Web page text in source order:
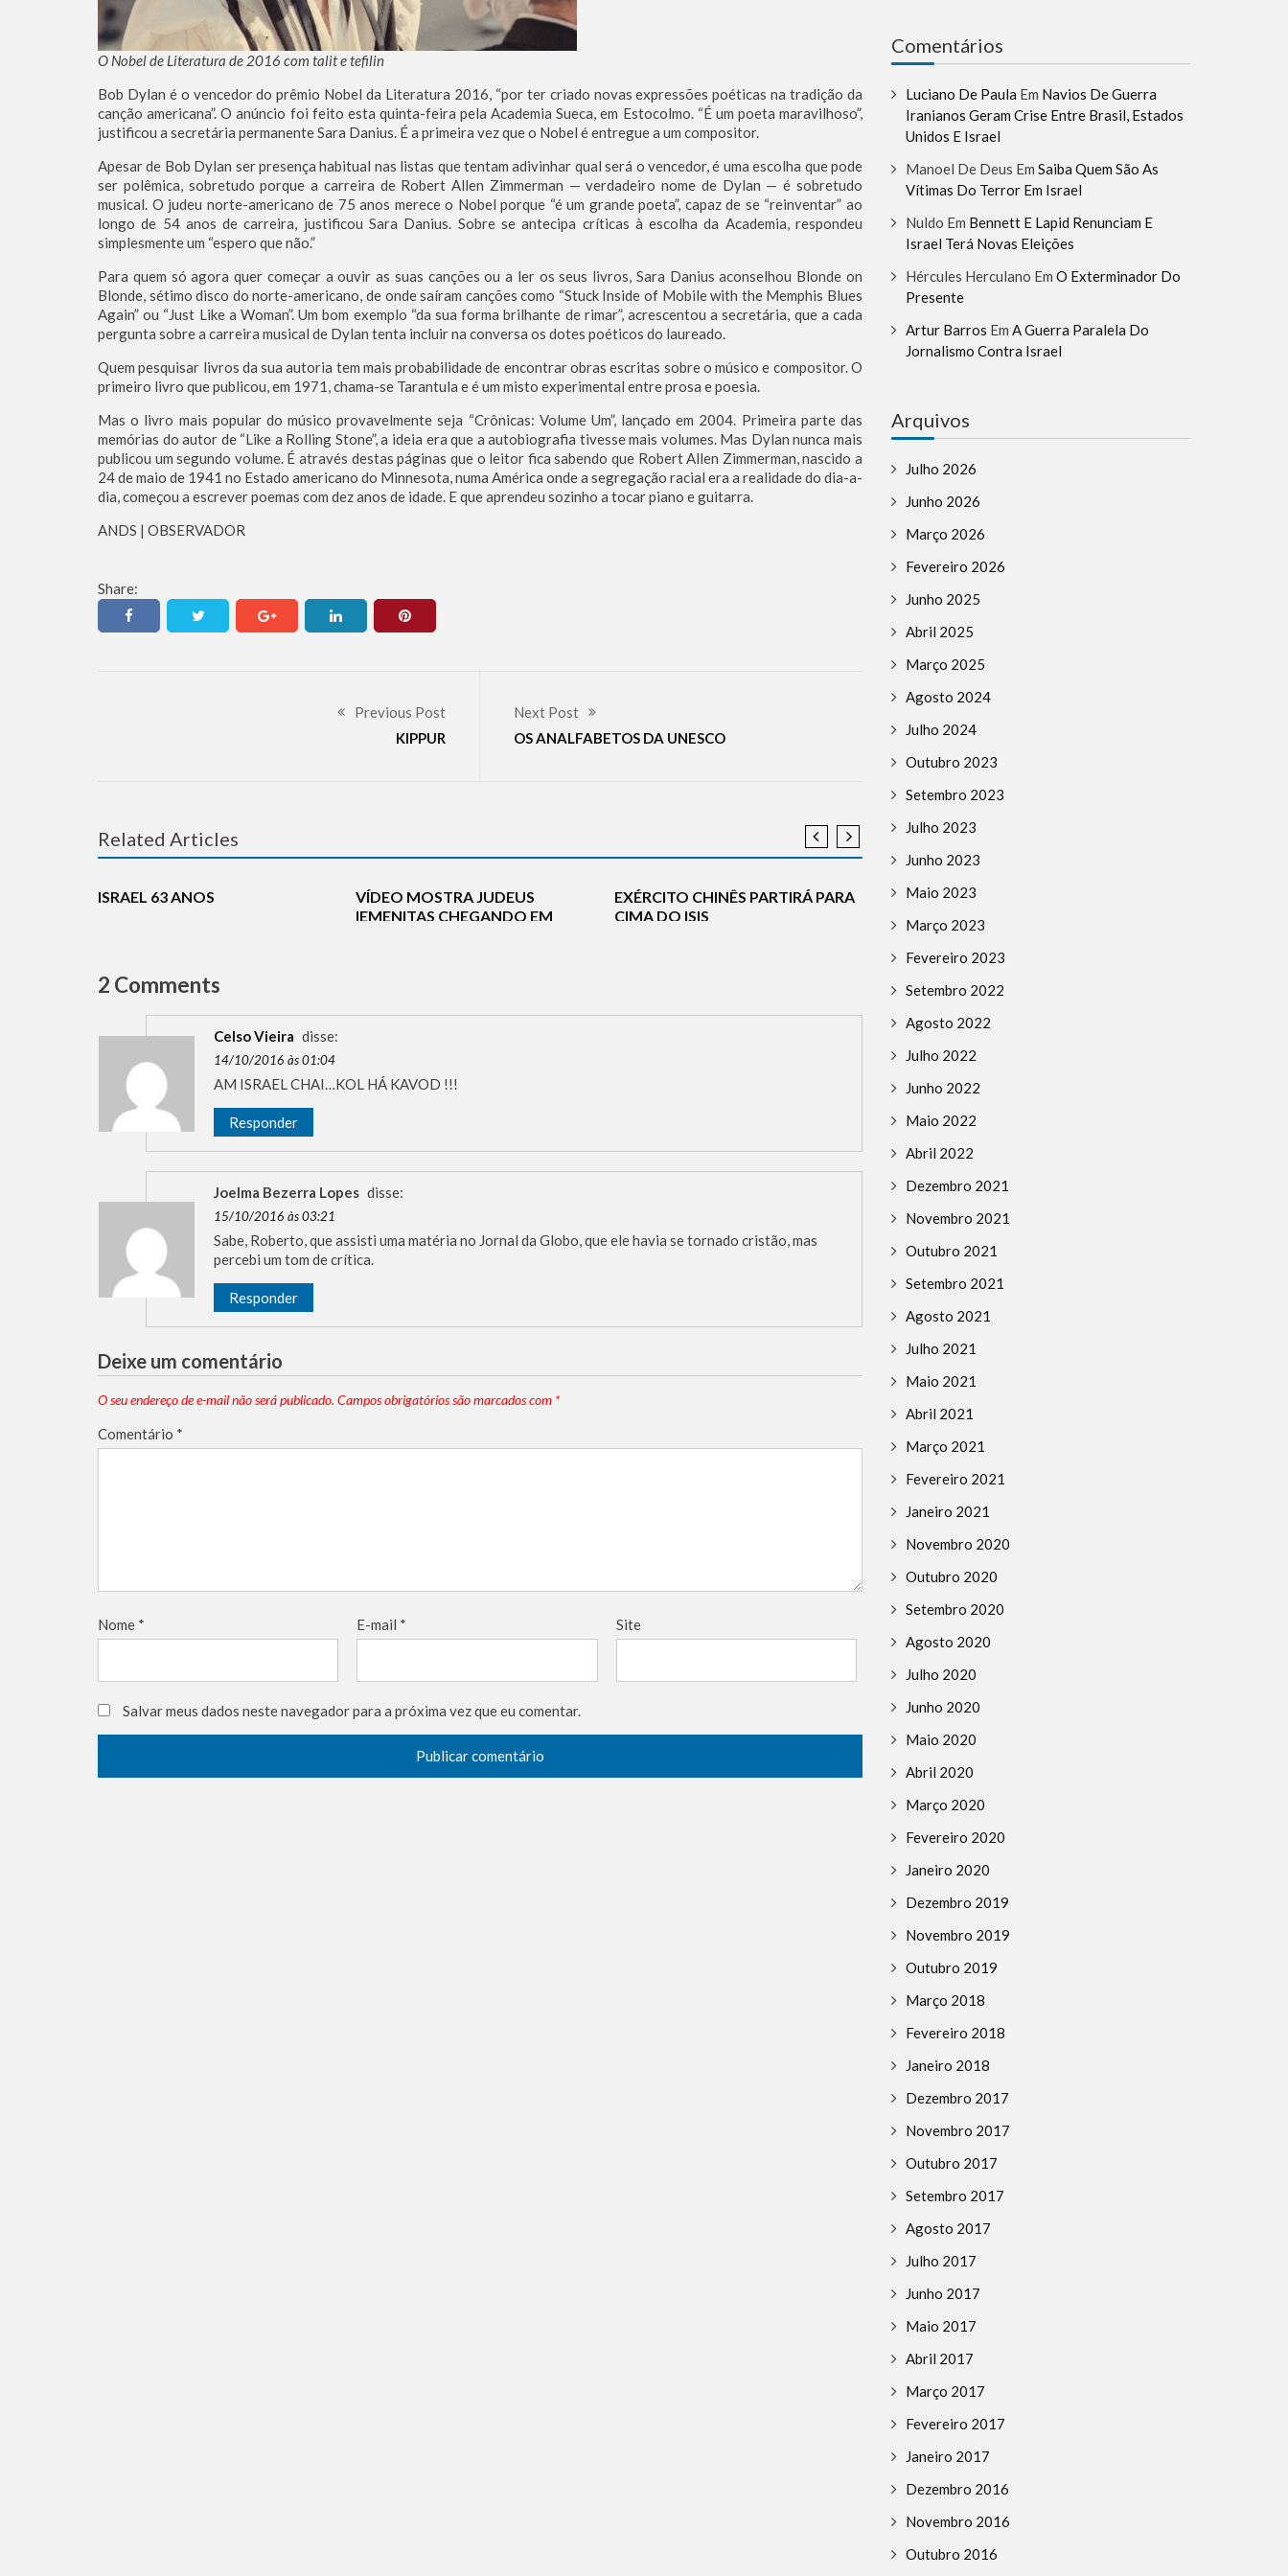
O Nobel de Literatura de 2016 com talit e tefilin
Bob Dylan é o vencedor do prêmio Nobel da Literatura 2016, “por ter criado novas expressões poéticas na tradição da
canção americana”. O anúncio foi feito esta quinta-feira pela Academia Sueca, em Estocolmo. “É um poeta maravilhoso”,
justificou a secretária permanente Sara Danius. É a primeira vez que o Nobel é entregue a um compositor.
Apesar de Bob Dylan ser presença habitual nas listas que tentam adivinhar qual será o vencedor, é uma escolha que pode
ser polêmica, sobretudo porque a carreira de Robert Allen Zimmerman — verdadeiro nome de Dylan — é sobretudo
musical. O judeu norte-americano de 75 anos merece o Nobel porque “é um grande poeta”, capaz de se “reinventar” ao
longo de 54 anos de carreira, justificou Sara Danius. Sobre se antecipa críticas à escolha da Academia, respondeu
simplesmente um “espero que não.”
Para quem só agora quer começar a ouvir as suas canções ou a ler os seus livros, Sara Danius aconselhou Blonde on
Blonde, sétimo disco do norte-americano, de onde saíram canções como “Stuck Inside of Mobile with the Memphis Blues
Again” ou “Just Like a Woman”. Um bom exemplo “da sua forma brilhante de rimar”, acrescentou a secretária, que a cada
pergunta sobre a carreira musical de Dylan tenta incluir na conversa os dotes poéticos do laureado.
Quem pesquisar livros da sua autoria tem mais probabilidade de encontrar obras escritas sobre o músico e compositor. O
primeiro livro que publicou, em 1971, chama-se Tarantula e é um misto experimental entre prosa e poesia.
Mas o livro mais popular do músico provavelmente seja “Crônicas: Volume Um”, lançado em 2004. Primeira parte das
memórias do autor de “Like a Rolling Stone”, a ideia era que a autobiografia tivesse mais volumes. Mas Dylan nunca mais
publicou um segundo volume. É através destas páginas que o leitor fica sabendo que Robert Allen Zimmerman, nascido a
24 de maio de 1941 no Estado americano do Minnesota, numa América onde a segregação racial era a realidade do dia-a-
dia, começou a escrever poemas com dez anos de idade. E que aprendeu sozinho a tocar piano e guitarra.
ANDS | OBSERVADOR
Share:
Previous Post
KIPPUR
Next Post
OS ANALFABETOS DA UNESCO
Related Articles
HISTÓRIA JUDAÍSMO
ISRAEL 63 ANOS
VÍDEO MOSTRA JUDEUS
IEMENITAS CHEGANDO EM
EXÉRCITO CHINÊS PARTIRÁ PARA
CIMA DO ISIS
HISTÓRIA NOTÍCIAS
PAPA BENTO XVI RENUNCIA
2 Comments
Celso Vieira disse:
14/10/2016 às 01:04
AM ISRAEL CHAI…KOL HÁ KAVOD !!!
Responder
Joelma Bezerra Lopes disse:
15/10/2016 às 03:21
Sabe, Roberto, que assisti uma matéria no Jornal da Globo, que ele havia se tornado cristão, mas
percebi um tom de crítica.
Responder
Deixe um comentário
O seu endereço de e-mail não será publicado. Campos obrigatórios são marcados com *
Comentário *
Nome * E-mail * Site
Salvar meus dados neste navegador para a próxima vez que eu comentar.
Comentários
Luciano De Paula Em Navios De Guerra
Iranianos Geram Crise Entre Brasil, Estados
Unidos E Israel
Manoel De Deus Em Saiba Quem São As
Vítimas Do Terror Em Israel
Nuldo Em Bennett E Lapid Renunciam E
Israel Terá Novas Eleições
Hércules Herculano Em O Exterminador Do
Presente
Artur Barros Em A Guerra Paralela Do
Jornalismo Contra Israel
Arquivos
Julho 2026
Junho 2026
Março 2026
Fevereiro 2026
Junho 2025
Abril 2025
Março 2025
Agosto 2024
Julho 2024
Outubro 2023
Setembro 2023
Julho 2023
Junho 2023
Maio 2023
Março 2023
Fevereiro 2023
Setembro 2022
Agosto 2022
Julho 2022
Junho 2022
Maio 2022
Abril 2022
Dezembro 2021
Novembro 2021
Outubro 2021
Setembro 2021
Agosto 2021
Julho 2021
Maio 2021
Abril 2021
Março 2021
Fevereiro 2021
Janeiro 2021
Novembro 2020
Outubro 2020
Setembro 2020
Agosto 2020
Julho 2020
Junho 2020
Maio 2020
Abril 2020
Março 2020
Fevereiro 2020
Janeiro 2020
Dezembro 2019
Novembro 2019
Outubro 2019
Março 2018
Fevereiro 2018
Janeiro 2018
Dezembro 2017
Novembro 2017
Outubro 2017
Setembro 2017
Agosto 2017
Julho 2017
Junho 2017
Maio 2017
Abril 2017
Março 2017
Fevereiro 2017
Janeiro 2017
Dezembro 2016
Novembro 2016
Outubro 2016